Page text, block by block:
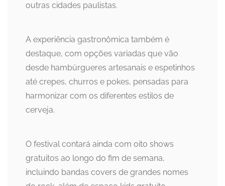
outras cidades paulistas.
A experiência gastronômica também é
destaque, com opções variadas que vão
desde hambúrgueres artesanais e espetinhos
até crepes, churros e pokes, pensadas para
harmonizar com os diferentes estilos de
cerveja.
O festival contará ainda com oito shows
gratuitos ao longo do fim de semana,
incluindo bandas covers de grandes nomes